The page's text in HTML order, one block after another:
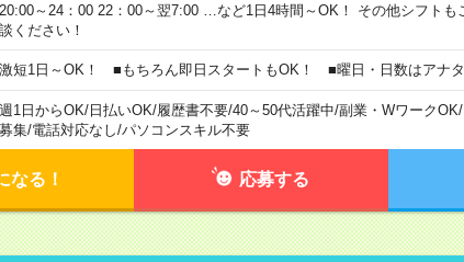
20:00～24：00 22：00～翌7:00 …など1日4時間～OK！ その他シフトも
談ください！
激短1日～OK！ ■もちろん即日スタートもOK！ ■曜日・日数はアナタ
週1日からOK/日払いOK/履歴書不要/40～50代活躍中/副業・WワークOK/
募集/電話対応なし/パソコンスキル不要
なる！ 応募する